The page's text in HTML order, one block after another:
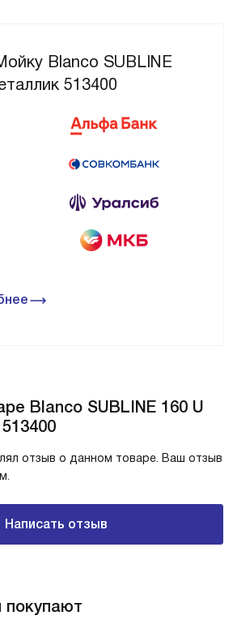
Blanco SUBLINE
513400
Blanco SUBLINE 160 U
отзыв о данном товаре. Ваш отзыв
Написать отзыв
покупают